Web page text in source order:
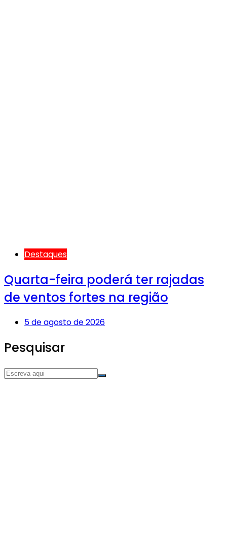
Destaques
Quarta-feira poderá ter rajadas
de ventos fortes na região
5 de agosto de 2026
Pesquisar